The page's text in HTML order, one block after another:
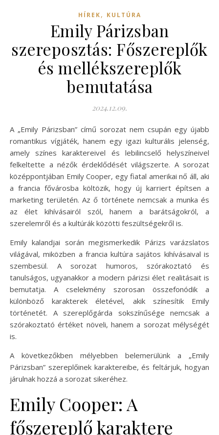
HÍREK, KULTÚRA
Emily Párizsban
szereposztás: Főszereplők
és mellékszereplők
bemutatása
2024.12.09.
A „Emily Párizsban” című sorozat nem csupán egy újabb
romantikus vígjáték, hanem egy igazi kulturális jelenség,
amely színes karaktereivel és lebilincselő helyszíneivel
felkeltette a nézők érdeklődését világszerte. A sorozat
középpontjában Emily Cooper, egy fiatal amerikai nő áll, aki
a francia fővárosba költözik, hogy új karriert építsen a
marketing területén. Az ő története nemcsak a munka és
az élet kihívásairól szól, hanem a barátságokról, a
szerelemről és a kultúrák közötti feszültségekről is.
Emily kalandjai során megismerkedik Párizs varázslatos
világával, miközben a francia kultúra sajátos kihívásaival is
szembesül. A sorozat humoros, szórakoztató és
tanulságos, ugyanakkor a modern párizsi élet realitásait is
bemutatja. A cselekmény szorosan összefonódik a
különböző karakterek életével, akik színesítik Emily
történetét. A szereplőgárda sokszínűsége nemcsak a
szórakoztató értéket növeli, hanem a sorozat mélységét
is.
A következőkben mélyebben belemerülünk a „Emily
Párizsban” szereplőinek karaktereibe, és feltárjuk, hogyan
járulnak hozzá a sorozat sikeréhez.
Emily Cooper: A
főszereplő karaktere